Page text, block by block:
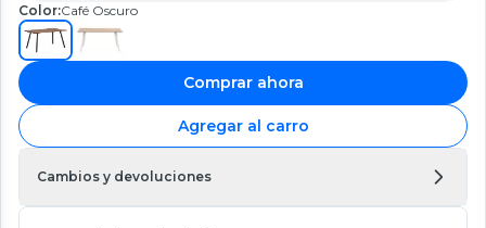
Color:Café Oscuro
Comprar ahora
Agregar al carro
Cambios y devoluciones